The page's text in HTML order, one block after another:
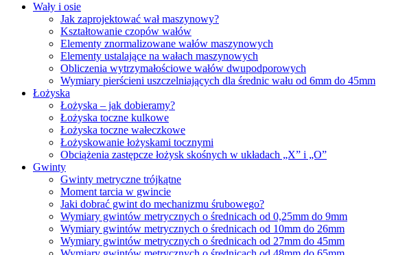
Wały i osie
Jak zaprojektować wał maszynowy?
Kształtowanie czopów wałów
Elementy znormalizowane wałów maszynowych
Elementy ustalające na wałach maszynowych
Obliczenia wytrzymałościowe wałów dwupodporowych
Wymiary pierścieni uszczelniających dla średnic wału od 6mm do 45mm
Łożyska
Łożyska – jak dobieramy?
Łożyska toczne kulkowe
Łożyska toczne wałeczkowe
Łożyskowanie łożyskami tocznymi
Obciążenia zastępcze łożysk skośnych w układach „X” i „O”
Gwinty
Gwinty metryczne trójkątne
Moment tarcia w gwincie
Jaki dobrać gwint do mechanizmu śrubowego?
Wymiary gwintów metrycznych o średnicach od 0,25mm do 9mm
Wymiary gwintów metrycznych o średnicach od 10mm do 26mm
Wymiary gwintów metrycznych o średnicach od 27mm do 45mm